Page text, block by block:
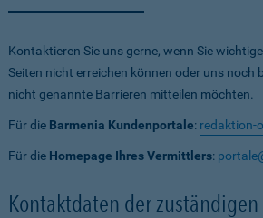
Kontaktieren Sie uns gerne, wenn Sie
Seiten nicht erreichen können oder uns noch
nicht genannte Barrieren mitteilen möchten.
Für die Barmenia Kundenportale: redaktion-
Für die Homepage Ihres Vermittlers:
Kontaktdaten der zuständigen